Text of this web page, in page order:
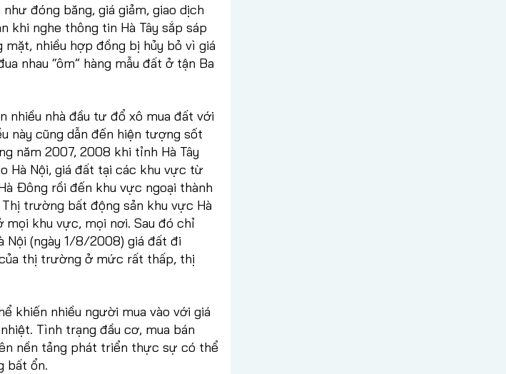
đóng băng, giá giảm, giao dịch
khi nghe thông tin Hà Tây sắp sáp
nhiều hợp đồng bị hủy bỏ vì giá
nhau “ôm” hàng mẫu đất ở tận Ba
nhiều nhà đầu tư đổ xô mua đất với
này cũng dẫn đến hiện tượng sốt
năm 2007, 2008 khi tỉnh Hà Tây
Hà Nội, giá đất tại các khu vực từ
Đông rồi đến khu vực ngoại thành
trường bất động sản khu vực Hà
khu vực, mọi nơi. Sau đó chỉ
Nội (ngày 1/8/2008) giá đất đi
thị trường ở mức rất thấp, thị
khiến nhiều người mua vào với giá
Tình trạng đầu cơ, mua bán
nền tảng phát triển thực sự có thể
bất ổn.